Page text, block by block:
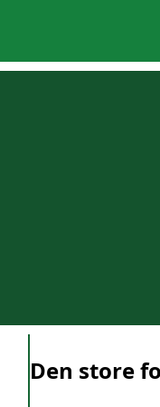
Den store